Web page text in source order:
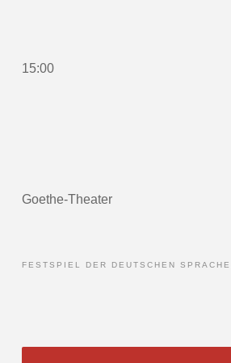
15:00
Goethe-Theater
FESTSPIEL DER DEUTSCHEN